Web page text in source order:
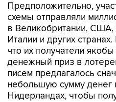
Предположительно,
схемы отправляли
в Великобритании,
Италии и других
что их получатели
денежный приз в
писем предлагалось
небольшую сумму денег
Нидерландах, чтобы